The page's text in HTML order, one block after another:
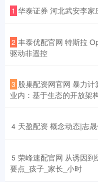
1 华泰证券 河北武安李家
2 丰泰优配官网 特斯拉
驱动非遥控
3 股巢配资网官网 暴力
业内：基于生态的开放架
4 天盈配资 概念动态|志
5 荣峰速配官网 从诱因
要点_孩子_家长_小时